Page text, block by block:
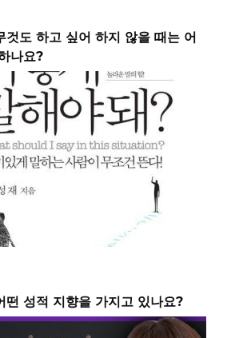
것도 하고 싶어 하지 않을 때는 어
나요?
떤 성적 지향을 가지고 있나요?